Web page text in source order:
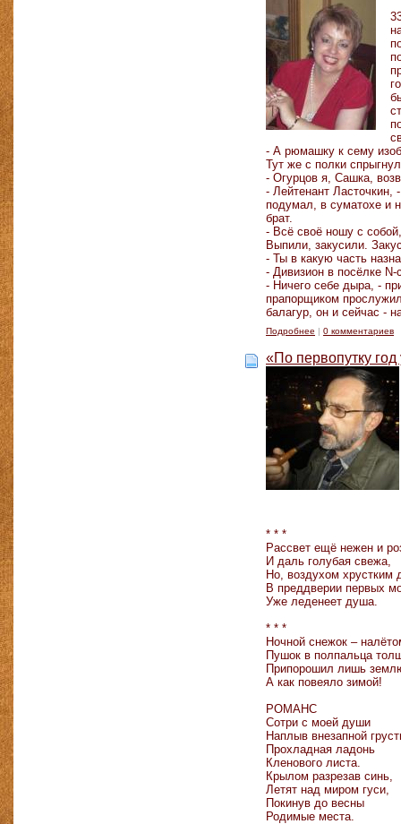
- А рюмашку к сему
Тут же с полки
- Огурцов я, Сашка,
- Лейтенант Ласточкин,
подумал, в суматохе и
брат.
- Всё своё ношу с
Выпили, закусили.
- Ты в какую часть
- Дивизион в посёлке
- Ничего себе дыра, -
прапорщиком
балагур, он и сейчас -
Подробнее | 0 комментариев
«По первопутку
* * *
Рассвет ещё нежен и
И даль голубая свежа,
Но, воздухом
В преддверии первых
Уже леденеет душа.
* * *
Ночной снежок –
Пушок в полпальца
Припорошил лишь
А как повеяло зимой!
РОМАНС
Сотри с моей души
Наплыв внезапной
Прохладная ладонь
Кленового листа.
Крылом разрезав синь,
Летят над миром гуси,
Покинув до весны
Родимые места.